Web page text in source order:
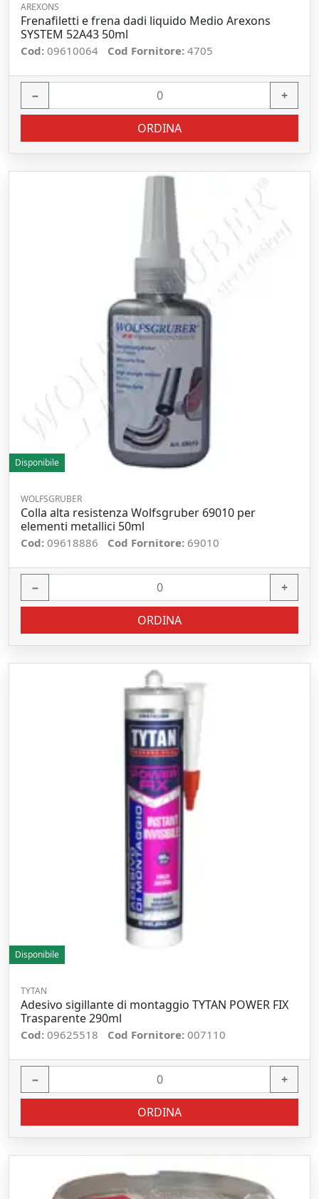
AREXONS
Frenafiletti e frena dadi liquido Medio Arexons
SYSTEM 52A43 50ml
Cod: 09610064 Cod Fornitore: 4705
− +
ORDINA
Disponibile
WOLFSGRUBER
Colla alta resistenza Wolfsgruber 69010 per
elementi metallici 50ml
Cod: 09618886 Cod Fornitore: 69010
− +
ORDINA
Disponibile
TYTAN
Adesivo sigillante di montaggio TYTAN POWER FIX
Trasparente 290ml
Cod: 09625518 Cod Fornitore: 007110
− +
ORDINA